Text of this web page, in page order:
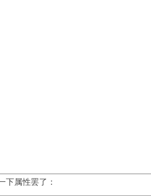
下属性罢了：